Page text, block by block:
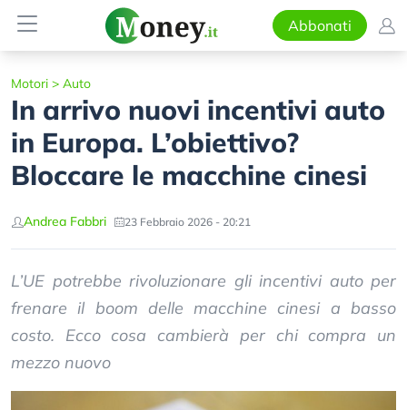
Abbonati
Motori > Auto
In arrivo nuovi incentivi auto
in Europa. L’obiettivo?
Bloccare le macchine cinesi
Andrea Fabbri 23 Febbraio 2026 - 20:21
L’UE potrebbe rivoluzionare gli incentivi auto per
frenare il boom delle macchine cinesi a basso
costo. Ecco cosa cambierà per chi compra un
mezzo nuovo